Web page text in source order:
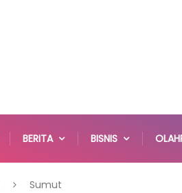
BERITA BISNIS
Sumut